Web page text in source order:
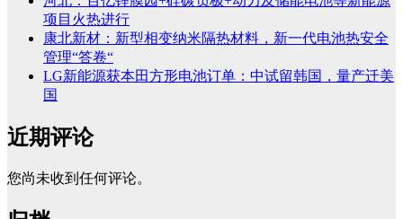
项目火热进行
康北新材：新型相变纳米隔热材料，新一代电池热安全
管理“答卷“
LG新能源获本田方形电池订单：中试留韩国，量产迁美
国
近期评论
您尚未收到任何评论。